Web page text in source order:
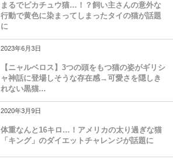
まるでピカチュウ猫…！？飼い主さんの意外な
行動で黄色に染まってしまったタイの猫が話題
に
2023年6月3日
【ニャルベロス】3つの頭をもつ猫の姿がギリシ
ャ神話に登場しそうな存在感→可愛さを隠しき
れない黒猫...
2020年3月9日
体重なんと16キロ…！アメリカの太り過ぎな猫
「キング」のダイエットチャレンジが話題に